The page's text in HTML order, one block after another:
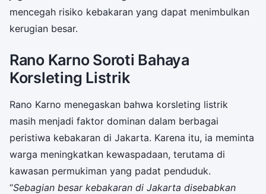
mencegah risiko kebakaran yang dapat menimbulkan
kerugian besar.
Rano Karno Soroti Bahaya
Korsleting Listrik
Rano Karno menegaskan bahwa korsleting listrik
masih menjadi faktor dominan dalam berbagai
peristiwa kebakaran di Jakarta. Karena itu, ia meminta
warga meningkatkan kewaspadaan, terutama di
kawasan permukiman yang padat penduduk.
“Sebagian besar kebakaran di Jakarta disebabkan